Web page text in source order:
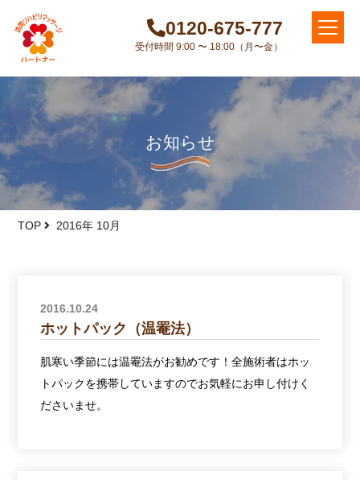
0120-675-777
受付時間 9:00 〜 18:00（月〜金）
お知らせ
TOP 2016年 10月
2016.10.24
ホットパック（温罨法）
肌寒い季節には温罨法がお勧めです！全施術者はホッ
トパックを携帯していますのでお気軽にお申し付けく
ださいませ。